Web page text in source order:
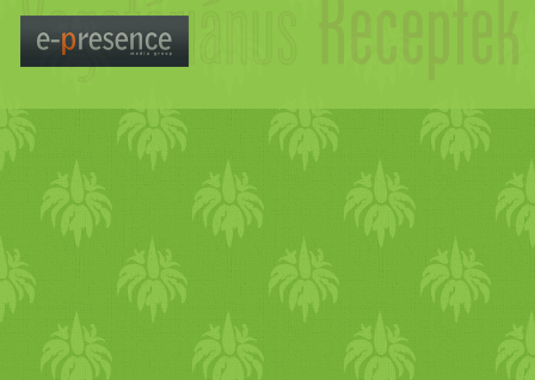
egyáltalán nem esett
meg a recept, mint ahogy
franciafogást alapvetően
reggel sütötte, és
recepttel is készült,
kesudió
csicseriborsó
krémleves
t.